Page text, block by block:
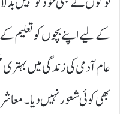
کے لیے اپنے بچوں کو تعلیم
عام آدمی کی زندگی میں
بھی کوئی شعور نہیں دیا۔